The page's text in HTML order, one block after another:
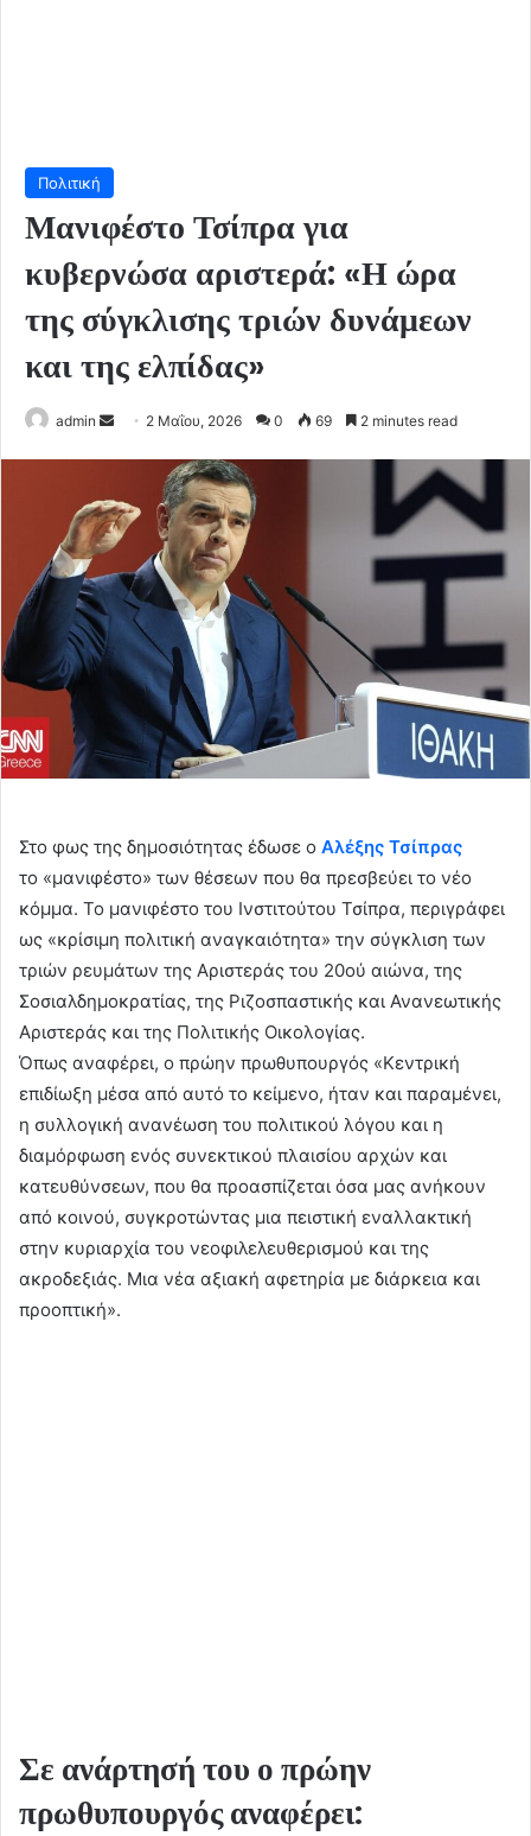
Πολιτική
Μανιφέστο Τσίπρα για
κυβερνώσα αριστερά: «Η ώρα
της σύγκλισης τριών δυνάμεων
και της ελπίδας»
admin
Send 2 Μαΐου, 2026 0 69 2 minutes read
Στο φως της δημοσιότητας έδωσε ο Αλέξης Τσίπρας
το «μανιφέστο» των θέσεων που θα πρεσβεύει το νέο
κόμμα. Το μανιφέστο του Ινστιτούτου Τσίπρα, περιγράφει
ως «κρίσιμη πολιτική αναγκαιότητα» την σύγκλιση των
τριών ρευμάτων της Αριστεράς του 20ού αιώνα, της
Σοσιαλδημοκρατίας, της Ριζοσπαστικής και Ανανεωτικής
Αριστεράς και της Πολιτικής Οικολογίας.
Όπως αναφέρει, ο πρώην πρωθυπουργός «Κεντρική
επιδίωξη μέσα από αυτό το κείμενο, ήταν και παραμένει,
η συλλογική ανανέωση του πολιτικού λόγου και η
διαμόρφωση ενός συνεκτικού πλαισίου αρχών και
κατευθύνσεων, που θα προασπίζεται όσα μας ανήκουν
από κοινού, συγκροτώντας μια πειστική εναλλακτική
στην κυριαρχία του νεοφιλελευθερισμού και της
ακροδεξιάς. Μια νέα αξιακή αφετηρία με διάρκεια και
προοπτική».
Σε ανάρτησή του ο πρώην
πρωθυπουργός αναφέρει: